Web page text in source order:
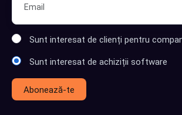
Sunt interesat de clienți pentru
Sunt interesat de achiziții software
Abonează-te